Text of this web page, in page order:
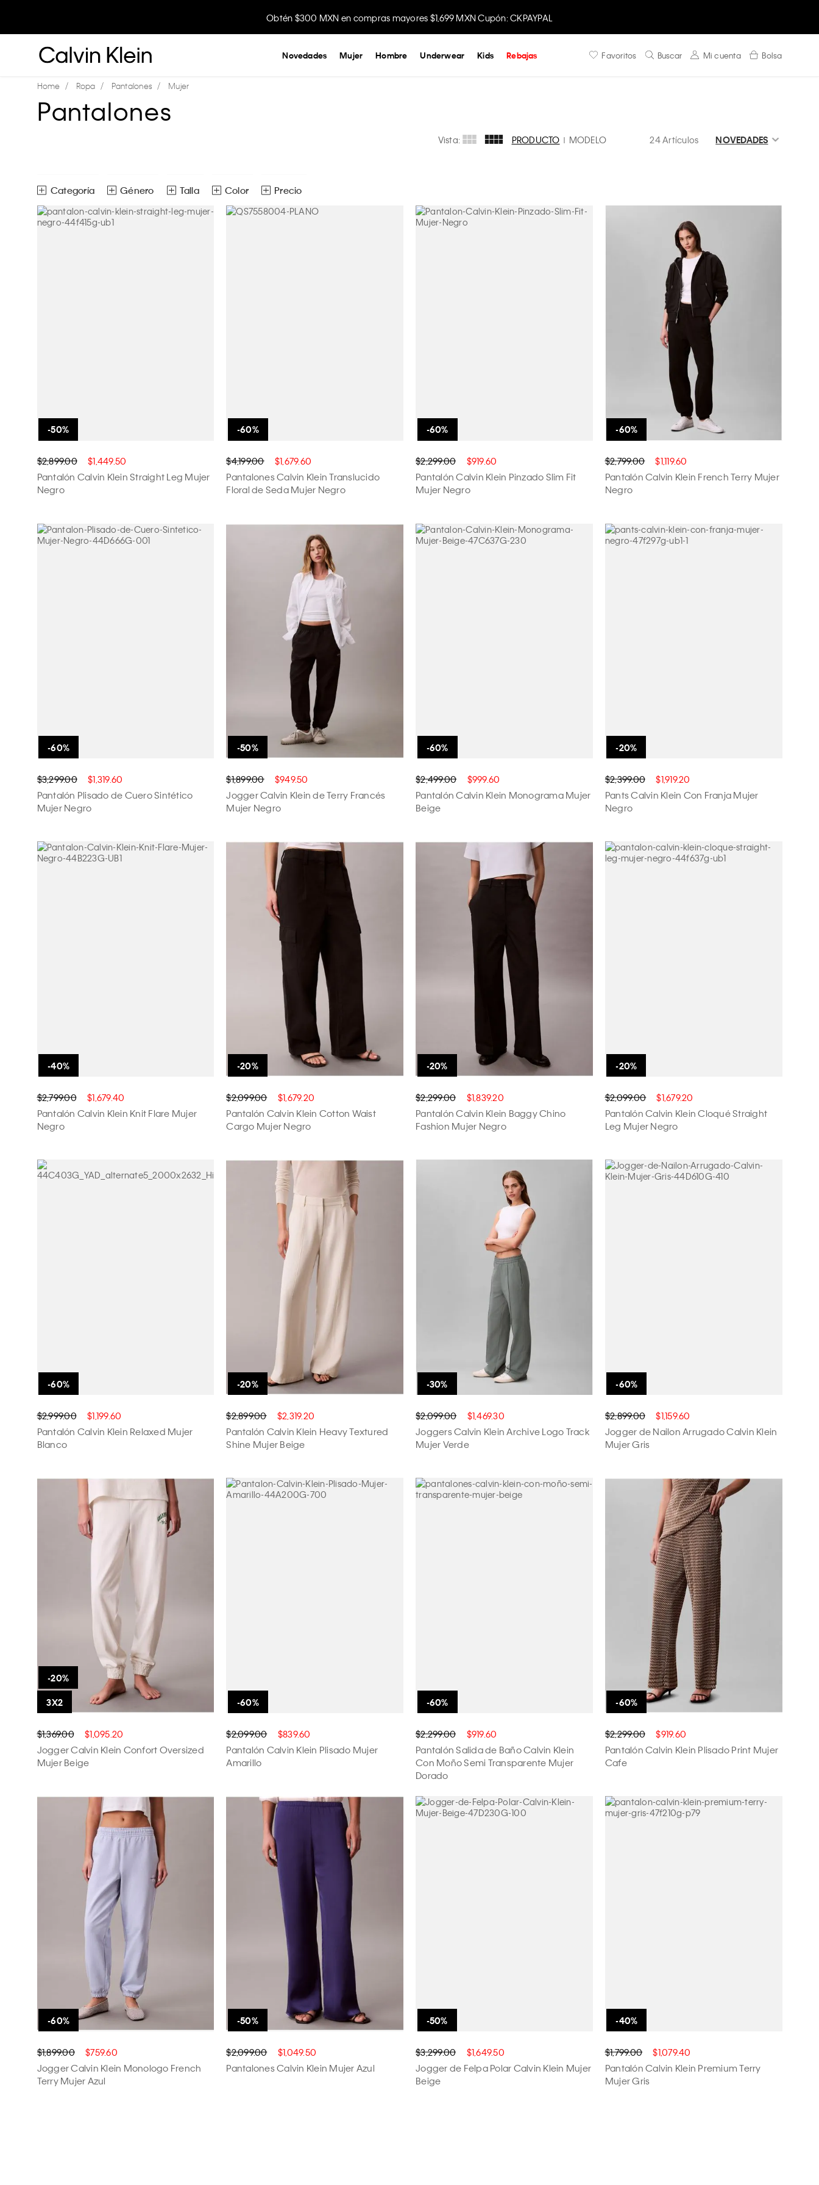
Disfruta envío gratis comprando en la app.
Favoritos Buscar Mi cuenta Bolsa
Novedades Mujer Hombre Underwear Kids Rebajas
Ropa Pantalones Mujer
Pantalones
NOVEDADES
PRODUCTO MODELO 24 Artículos
Vista:
Género
Mujer
Color
Joggers
Talla Precio
$599
$2,899.00 $1,449.50
Pantalón Calvin Klein Straight Leg Mujer
Negro
$4,199.00 $1,679.60
Pantalones Calvin Klein Translucido
Floral de Seda Mujer Negro
$2,299.00 $919.60
Pantalón Calvin Klein Pinzado Slim Fit
Mujer Negro
$2,799.00 $1,119.60
Pantalón Calvin Klein French Terry Mujer
Negro
$3,299.00 $1,319.60
Pantalón Plisado de Cuero Sintético
Mujer Negro
$1,899.00 $949.50
Jogger Calvin Klein de Terry Francés
Mujer Negro
$2,499.00 $999.60
Pantalón Calvin Klein Monograma Mujer
Beige
$2,399.00 $1,919.20
Pants Calvin Klein Con Franja Mujer
Negro
$2,799.00 $1,679.40
Pantalón Calvin Klein Knit Flare Mujer
Negro
$2,099.00 $1,679.20
Pantalón Calvin Klein Cotton Waist
Cargo Mujer Negro
$2,299.00 $1,839.20
Pantalón Calvin Klein Baggy Chino
Fashion Mujer Negro
$2,099.00 $1,679.20
Pantalón Calvin Klein Cloqué Straight
Leg Mujer Negro
$2,999.00 $1,199.60
Pantalón Calvin Klein Relaxed Mujer
Blanco
$2,899.00 $2,319.20
Pantalón Calvin Klein Heavy Textured
Shine Mujer Beige
$2,099.00 $1,469.30
Joggers Calvin Klein Archive Logo Track
Mujer Verde
$2,899.00 $1,159.60
Jogger de Nailon Arrugado Calvin Klein
Mujer Gris
$1,369.00 $1,095.20
Jogger Calvin Klein Confort Oversized
Mujer Beige
$2,099.00 $839.60
Pantalón Calvin Klein Plisado Mujer
Amarillo
$2,299.00 $919.60
Pantalón Salida de Baño Calvin Klein
Con Moño Semi Transparente Mujer
Dorado
$2,299.00 $919.60
Pantalón Calvin Klein Plisado Print Mujer
Cafe
$1,899.00 $759.60
Jogger Calvin Klein Monologo French
Terry Mujer Azul
$2,099.00 $1,049.50
Pantalones Calvin Klein Mujer Azul
$3,299.00 $1,649.50
Jogger de Felpa Polar Calvin Klein Mujer
Beige
$1,799.00 $1,079.40
Pantalón Calvin Klein Premium Terry
Mujer Gris